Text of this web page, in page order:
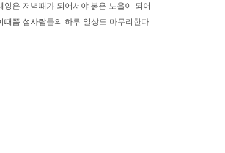
은 저녁때가 되어서야 붉은 노을이 되어
때쯤 섬사람들의 하루 일상도 마무리한다.